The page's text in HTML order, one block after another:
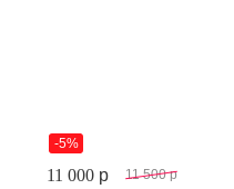
-5%
11 000 p 11 500 p